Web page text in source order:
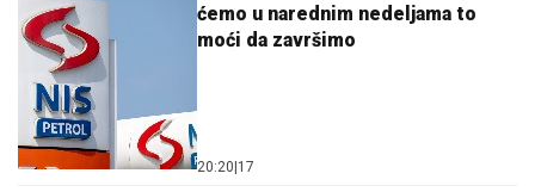
ćemo u narednim nedeljama to
moći da završimo
20:20 17